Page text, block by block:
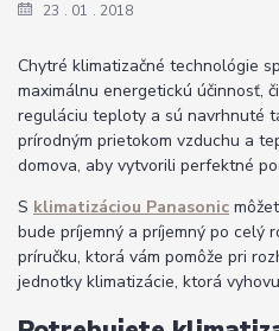
23 01 2018
Chytré klimatizačné technológie
maximálnu energetickú účinnosť,
reguláciu teploty a sú navrhnuté
prírodným prietokom vzduchu a
domova, aby vytvorili perfektné
S klimatizáciou Panasonic
bude príjemný a príjemný po celý
príručku, ktorá vám pomôže pri
jednotky klimatizácie, ktorá